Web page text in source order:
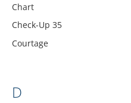
Chart
Check-Up 35
Courtage
D